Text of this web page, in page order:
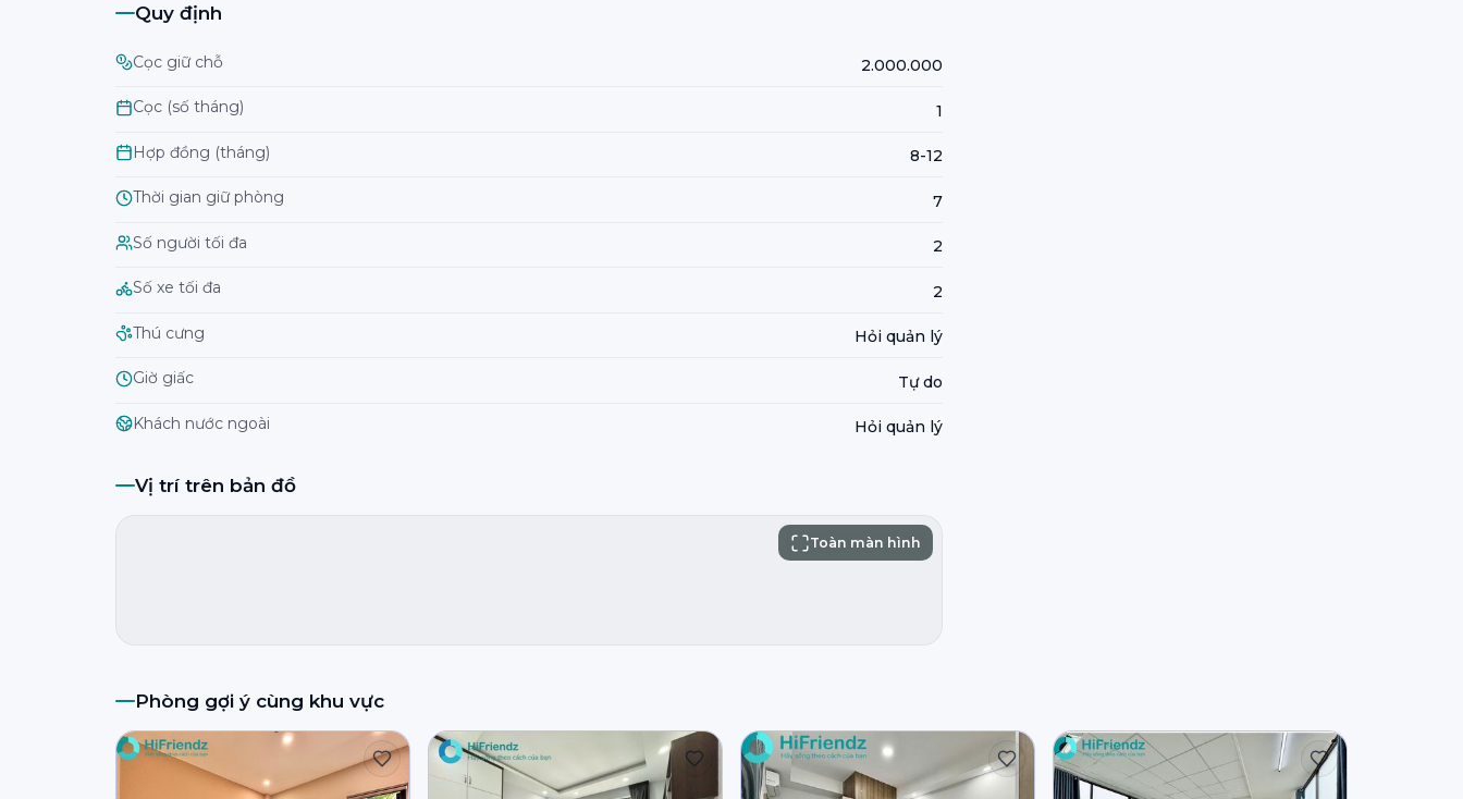
Quy định
Cọc giữ chỗ 2.000.000
Cọc (số tháng) 1
Hợp đồng (tháng) 8-12
Thời gian giữ phòng 7
Số người tối đa 2
Số xe tối đa 2
Thú cưng Hỏi quản lý
Giờ giấc Tự do
Khách nước ngoài Hỏi quản lý
Vị trí trên bản đồ
Toàn màn hình
Phòng gợi ý cùng khu vực